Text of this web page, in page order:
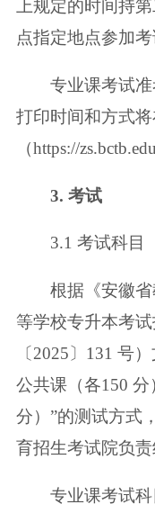
上规定的时间持
点指定地点参加考
专业课考试
打印时间和方式
（https://
3. 考试
3.1 考试科目
根据《安徽
等学校专升本考
〔2025〕131 号
公共课（各150
分）”的测试方式
育招生考试院负责
专业课考试科